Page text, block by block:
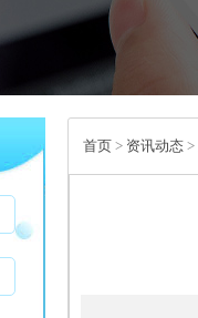
首页 > 资讯动态 >